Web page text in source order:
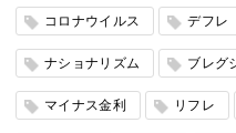
コロナウイルス デフレ
ナショナリズム ブレグ
マイナス金利 リフレ